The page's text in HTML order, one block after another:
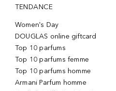
TENDANCE
Women's Day
DOUGLAS online giftcard
Top 10 parfums
Top 10 parfums femme
Top 10 parfums homme
Armani Parfum homme